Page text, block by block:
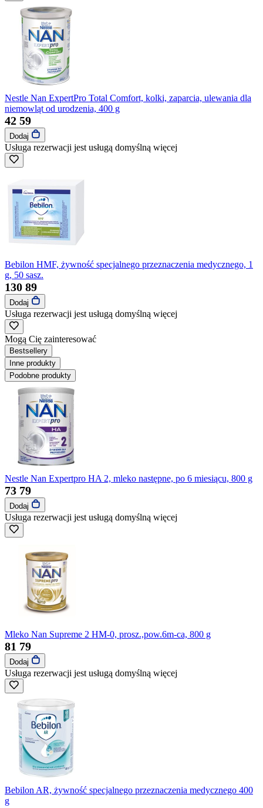
Nestle Nan ExpertPro Total Comfort, kolki, zaparcia, ulewania dla
niemowląt od urodzenia, 400 g
42 59
Dodaj
Usługa rezerwacji jest usługą domyślną więcej
Bebilon HMF, żywność specjalnego przeznaczenia medycznego, 1
g, 50 sasz.
130 89
Dodaj
Usługa rezerwacji jest usługą domyślną więcej
Mogą Cię zainteresować
Bestsellery
Inne produkty
Podobne produkty
Nestle Nan Expertpro HA 2, mleko następne, po 6 miesiącu, 800 g
73 79
Dodaj
Usługa rezerwacji jest usługą domyślną więcej
Mleko Nan Supreme 2 HM-0, prosz.,pow.6m-ca, 800 g
81 79
Dodaj
Usługa rezerwacji jest usługą domyślną więcej
Bebilon AR, żywność specjalnego przeznaczenia medycznego 400
g